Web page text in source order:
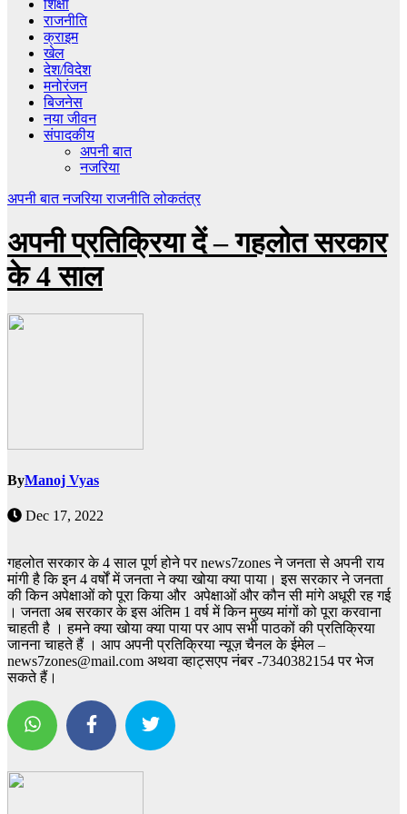
शिक्षा
राजनीति
क्राइम
खेल
देश/विदेश
मनोरंजन
बिजनेस
नया जीवन
संपादकीय
अपनी बात
नजरिया
अपनी बातनजरियाराजनीतिलोकतंत्र
अपनी प्रतिक्रिया दें – गहलोत सरकार
के 4 साल
ByManoj Vyas
Dec 17, 2022
गहलोत सरकार के 4 साल पूर्ण होने पर news7zones ने जनता से अपनी राय
मांगी है कि इन 4 वर्षों में जनता ने क्या खोया क्या पाया। इस सरकार ने जनता
की किन अपेक्षाओं को पूरा किया और अपेक्षाओं और कौन सी मांगे अधूरी रह गई
। जनता अब सरकार के इस अंतिम 1 वर्ष में किन मुख्य मांगों को पूरा करवाना
चाहती है । हमने क्या खोया क्या पाया पर आप सभी पाठकों की प्रतिक्रिया
जानना चाहते हैं । आप अपनी प्रतिक्रिया न्यूज़ चैनल के ईमेल –
news7zones@mail.com अथवा व्हाट्सएप नंबर -7340382154 पर भेज
सकते हैं।